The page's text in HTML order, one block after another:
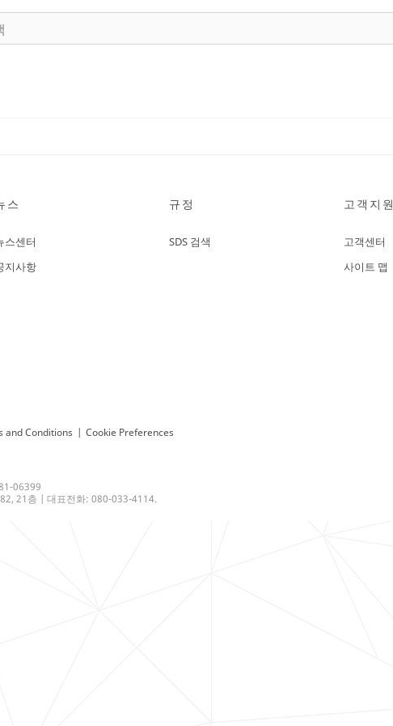
스
스센터
지사항
규정
SDS 검색
고객지원
고객센터
사이트 맵
and Conditions | Cookie Preferences
06399
21층 | 대표전화: 080-033-4114.